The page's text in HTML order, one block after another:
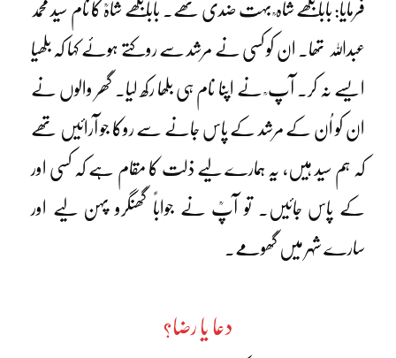
فرمایا: بابا بلھے شاہ ؒ بہت ضدی تھے۔ بابا بلھے شاہؒ کا نام سید محمد
عبداللہ تھا۔ ان کو کسی نے مرشد سے روکتے ہوئے کہا کہ بلھیا
ایسے نہ کر۔ آپ ؒ نے اپنا نام ہی بلھا رکھ لیا۔ گھر والوں نے
ان کو اُن کے مرشد کے پاس جانے سے روکا جو آرائیں تھے
کہ ہم سید ہیں، یہ ہمارے لیے ذلت کا مقام ہے کہ کسی اور
کے پاس جائیں۔ تو آپؒ نے جواباً گھنگرو پہن لیے اور
سارے شہر میں گھومے۔
دعا یا رضا؟